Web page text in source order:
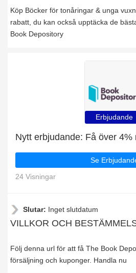
Köp Böcker för tonåringar & unga
rabatt, du kan också upptäcka de
Book Depository
Erbjudande
Se
24 Visningar
Slutar: Inget slutdatum
VILLKOR OCH
Följ denna url för att få The Book
försäljning och kuponger. Handla nu